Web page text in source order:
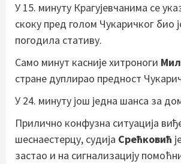
У 15. минуту Крагујевчанима се
скоку пред голом Чукаричког био
погодила стативу.
Само минут касније хитроноги
стране дуплирао предност
У 24. минуту још једна шанса за
Прилично конфузна ситуација
шеснаестерцу, судија Срећковић
застао и на сигнализацију